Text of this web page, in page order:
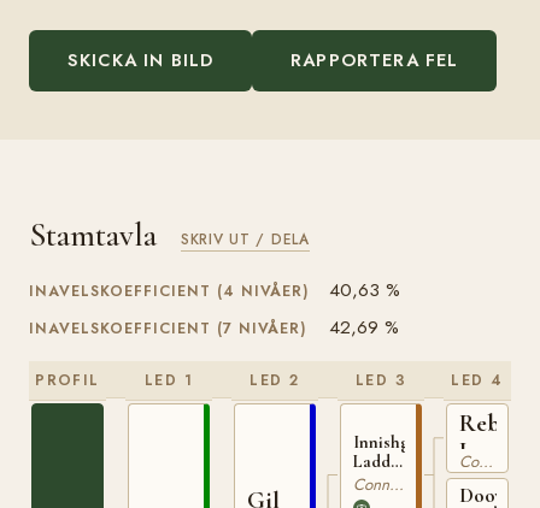
SKICKA IN BILD RAPPORTERA FEL
Stamtavla SKRIV UT / DELA
INAVELSKOEFFICIENT (4 NIVÅER) 40,63 %
INAVELSKOEFFICIENT (7 NIVÅER) 42,69 %
PROFIL LED 1 LED 2
Gil
LED 3
Innishgoill
Laddie
IRE 21Connemara
LED 4
Rebel
IRE
7
Connemara
Dooyher